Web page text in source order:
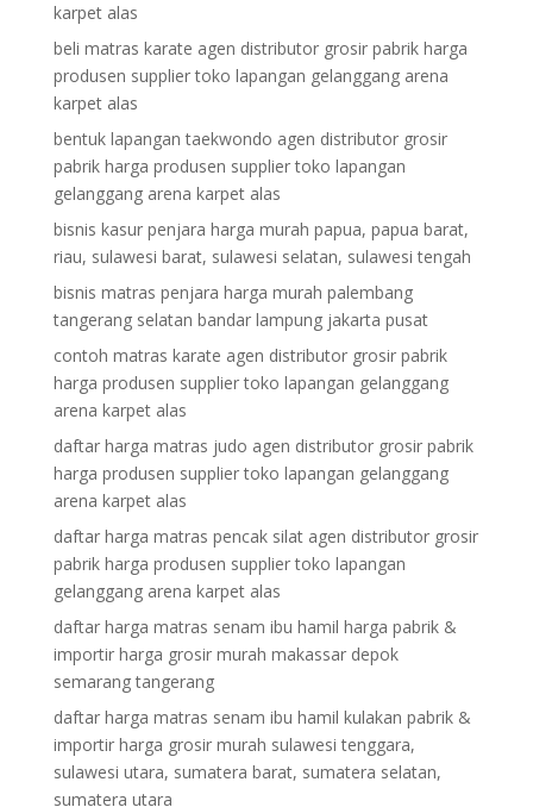
karpet alas
beli matras karate agen distributor grosir pabrik harga
produsen supplier toko lapangan gelanggang arena
karpet alas
bentuk lapangan taekwondo agen distributor grosir
pabrik harga produsen supplier toko lapangan
gelanggang arena karpet alas
bisnis kasur penjara harga murah papua, papua barat,
riau, sulawesi barat, sulawesi selatan, sulawesi tengah
bisnis matras penjara harga murah palembang
tangerang selatan bandar lampung jakarta pusat
contoh matras karate agen distributor grosir pabrik
harga produsen supplier toko lapangan gelanggang
arena karpet alas
daftar harga matras judo agen distributor grosir pabrik
harga produsen supplier toko lapangan gelanggang
arena karpet alas
daftar harga matras pencak silat agen distributor grosir
pabrik harga produsen supplier toko lapangan
gelanggang arena karpet alas
daftar harga matras senam ibu hamil harga pabrik &
importir harga grosir murah makassar depok
semarang tangerang
daftar harga matras senam ibu hamil kulakan pabrik &
importir harga grosir murah sulawesi tenggara,
sulawesi utara, sumatera barat, sumatera selatan,
sumatera utara